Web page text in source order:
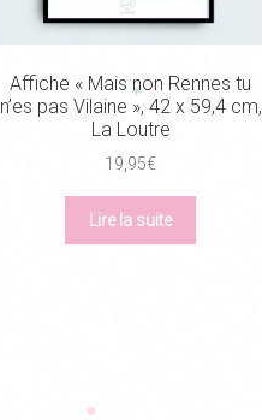
Affiche « Mais non Rennes tu
n’es pas Vilaine », 42 x 59,4 cm,
La Loutre
19,95€
Lire la suite